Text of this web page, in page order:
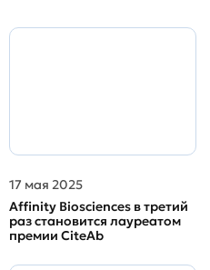
17 мая 2025
Affinity Biosciences в третий
раз становится лауреатом
премии CiteAb